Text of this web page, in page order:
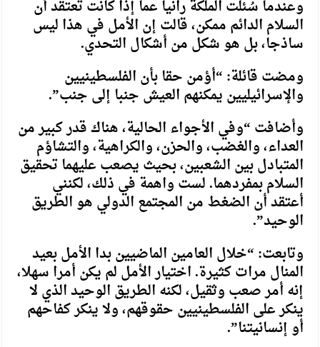
وعندما سُئلت الملكة رانيا عما إذا كانت تعتقد أن
السلام الدائم ممكن، قالت إن الأمل في هذا ليس
ساذجا، بل هو شكل من أشكال التحدي.
ومضت قائلة: “أؤمن حقا بأن الفلسطينيين
والإسرائيليين يمكنهم العيش جنبا إلى جنب”.
وأضافت “وفي الأجواء الحالية، هناك قدر كبير من
العداء، والغضب، والحزن، والكراهية، والتشاؤم
المتبادل بين الشعبين، بحيث يصعب عليهما تحقيق
السلام بمفردهما. لست واهمة في ذلك، لكنني
أعتقد أن الضغط من المجتمع الدولي هو الطريق
الوحيد”.
وتابعت: “خلال العامين الماضيين بدا الأمل بعيد
المنال مرات كثيرة. اختيار الأمل لم يكن أمرا سهلا،
إنه أمر صعب وثقيل، لكنه الطريق الوحيد الذي لا
ينكر على الفلسطينيين حقوقهم، ولا ينكر كفاحهم
أو إنسانيتنا”.